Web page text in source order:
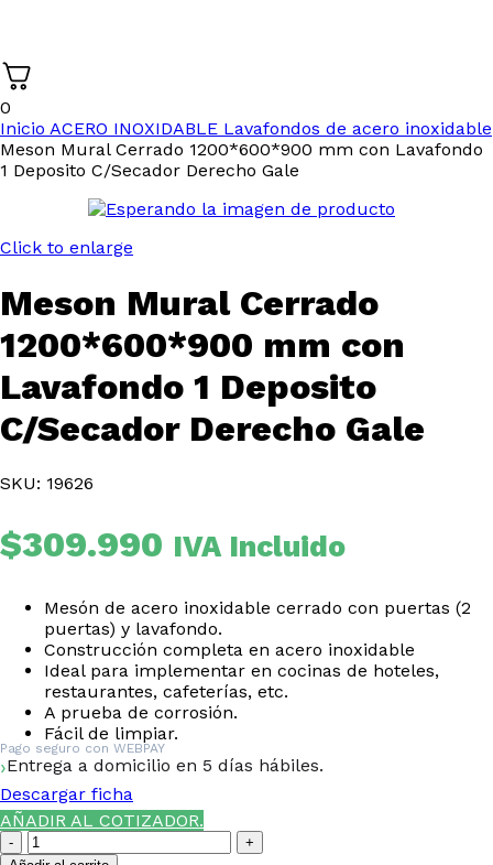
0
Inicio ACERO INOXIDABLE Lavafondos de acero inoxidable
Meson Mural Cerrado 1200*600*900 mm con Lavafondo
1 Deposito C/Secador Derecho Gale
Click to enlarge
Meson Mural Cerrado
1200*600*900 mm con
Lavafondo 1 Deposito
C/Secador Derecho Gale
SKU: 19626
$309.990 IVA Incluido
Mesón de acero inoxidable cerrado con puertas (2
puertas) y lavafondo.
Construcción completa en acero inoxidable
Ideal para implementar en cocinas de hoteles,
restaurantes, cafeterías, etc.
A prueba de corrosión.
Fácil de limpiar.
Pago seguro con WEBPAY
Entrega a domicilio en 5 días hábiles.
Descargar ficha
AÑADIR AL COTIZADOR.
Meson